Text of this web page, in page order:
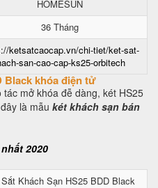
HOMESUN
36 Tháng
ketsatcaocap.vn/chi-tiet/ket-sat-
san-cao-cap-ks25-orbitech
Black khóa điện tử
mở khóa đễ dàng, két HS25
là mẫu két khách sạn bán
Khách Sạn HS25 BDD Black